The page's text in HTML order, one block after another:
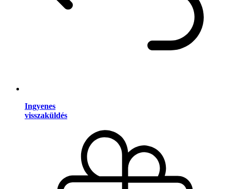
Ingyenes
visszaküldés